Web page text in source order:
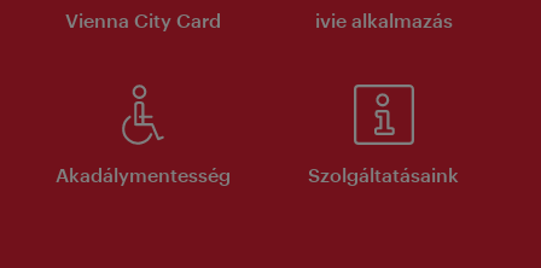
Vienna City Card ivie alkalmazás
Akadálymentesség Szolgáltatásaink